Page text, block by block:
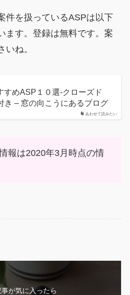
件を扱っているASPは以下
ます。登録は無料です。案
ね。
あわせて読みたい
すめASP１０選-クローズド
き – 窓の向こうにあるブログ
報は2020年3月時点の情
事が気に入ったら